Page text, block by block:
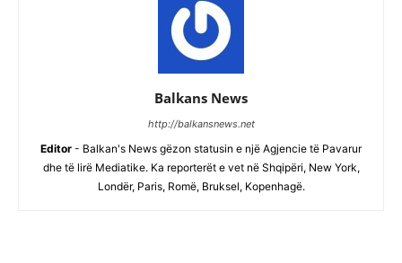
Balkans News
http://balkansnews.net
Editor - Balkan's News gëzon statusin e një Agjencie të Pavarur
dhe të lirë Mediatike. Ka reporterët e vet në Shqipëri, New York,
Londër, Paris, Romë, Bruksel, Kopenhagë.